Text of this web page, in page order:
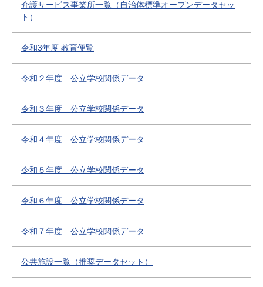
介護サービス事業所一覧（自治体標準オープンデータセッ
ト）
令和3年度 教育便覧
令和２年度 公立学校関係データ
令和３年度 公立学校関係データ
令和４年度 公立学校関係データ
令和５年度 公立学校関係データ
令和６年度 公立学校関係データ
令和７年度 公立学校関係データ
公共施設一覧（推奨データセット）